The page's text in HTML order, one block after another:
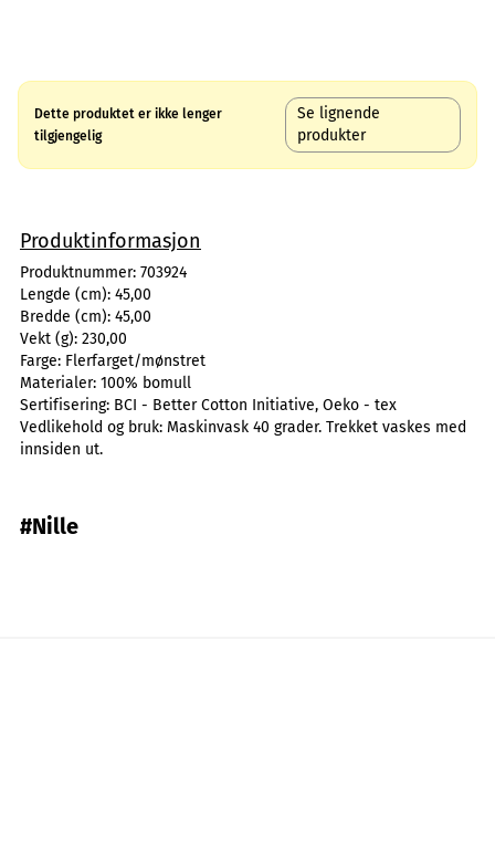
Dette produktet er ikke lenger
tilgjengelig
Se lignende
produkter
Produktinformasjon
Produktnummer: 703924
Lengde (cm): 45,00
Bredde (cm): 45,00
Vekt (g): 230,00
Farge: Flerfarget/mønstret
Materialer: 100% bomull
Sertifisering: BCI - Better Cotton Initiative, Oeko - tex
Vedlikehold og bruk: Maskinvask 40 grader. Trekket vaskes med
innsiden ut.
#Nille